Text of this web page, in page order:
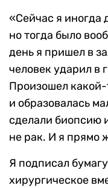
«Сейчас я
но тогда было
день я пришел в
человек ударил в
Произошел
и образовалась
сделали биопсию
не рак. И я прямо
Я подписал
хирургическое